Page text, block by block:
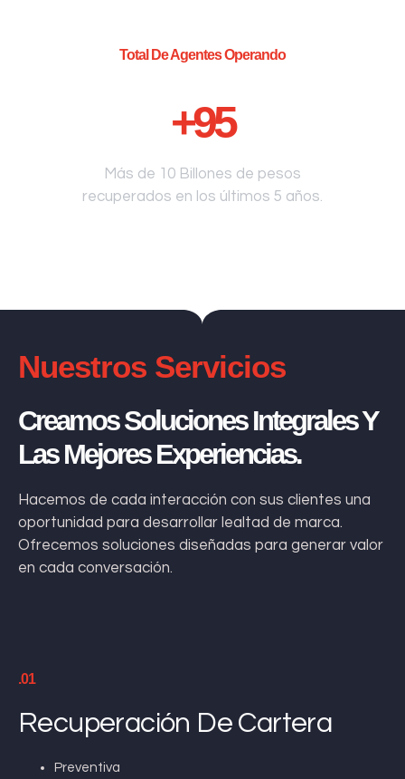
Total De Agentes Operando
+95
Más de 10 Billones de pesos
recuperados en los últimos 5 años.
Nuestros Servicios
Creamos Soluciones Integrales Y
Las Mejores Experiencias.
Hacemos de cada interacción con sus clientes una
oportunidad para desarrollar lealtad de marca.
Ofrecemos soluciones diseñadas para generar valor
en cada conversación.
.01
Recuperación De Cartera
Preventiva